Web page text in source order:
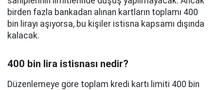
birden fazla bankadan alınan kartların toplamı 400
bin lirayı aşıyorsa, bu kişiler istisna kapsamı dışında
kalacak.
400 bin lira istisnası nedir?
Düzenlemeye göre toplam kredi kartı limiti 400 bin